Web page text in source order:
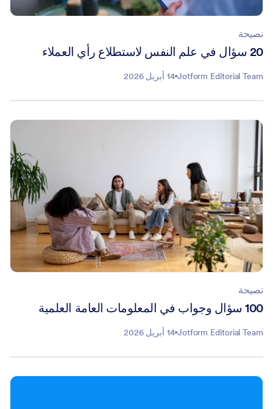
نصيحة
20 سؤال في علم النفس لاستطلاع رأي العملاء
Jotform Editorial Team 14 أبريل 2026
نصيحة
100 سؤال وجواب في المعلومات العامة العلمية
Jotform Editorial Team 14 أبريل 2026